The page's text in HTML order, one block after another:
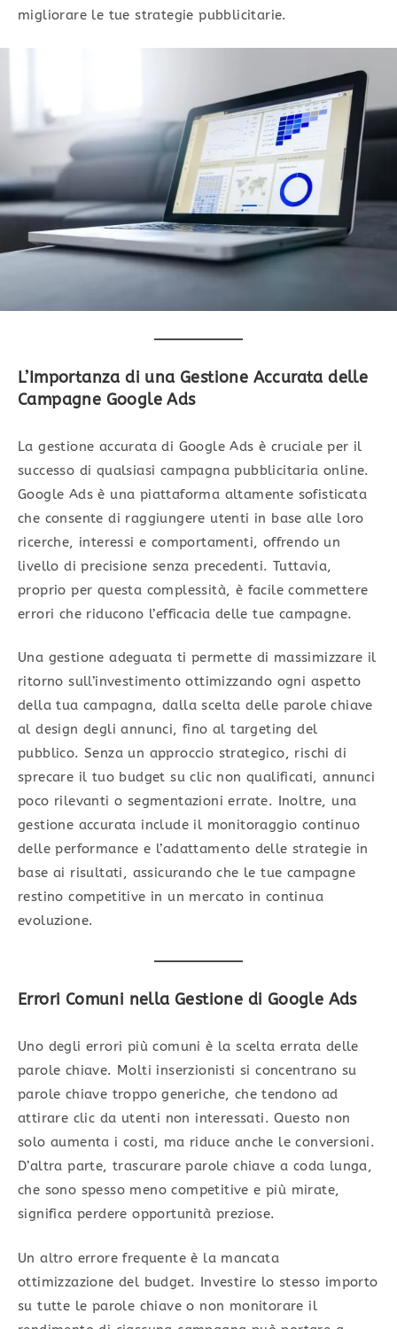
migliorare le tue strategie pubblicitarie.
L’Importanza di una Gestione Accurata delle
Campagne Google Ads
La gestione accurata di Google Ads è cruciale per il
successo di qualsiasi campagna pubblicitaria online.
Google Ads è una piattaforma altamente sofisticata
che consente di raggiungere utenti in base alle loro
ricerche, interessi e comportamenti, offrendo un
livello di precisione senza precedenti. Tuttavia,
proprio per questa complessità, è facile commettere
errori che riducono l’efficacia delle tue campagne.
Una gestione adeguata ti permette di massimizzare il
ritorno sull’investimento ottimizzando ogni aspetto
della tua campagna, dalla scelta delle parole chiave
al design degli annunci, fino al targeting del
pubblico. Senza un approccio strategico, rischi di
sprecare il tuo budget su clic non qualificati, annunci
poco rilevanti o segmentazioni errate. Inoltre, una
gestione accurata include il monitoraggio continuo
delle performance e l’adattamento delle strategie in
base ai risultati, assicurando che le tue campagne
restino competitive in un mercato in continua
evoluzione.
Errori Comuni nella Gestione di Google Ads
Uno degli errori più comuni è la scelta errata delle
parole chiave. Molti inserzionisti si concentrano su
parole chiave troppo generiche, che tendono ad
attirare clic da utenti non interessati. Questo non
solo aumenta i costi, ma riduce anche le conversioni.
D’altra parte, trascurare parole chiave a coda lunga,
che sono spesso meno competitive e più mirate,
significa perdere opportunità preziose.
Un altro errore frequente è la mancata
ottimizzazione del budget. Investire lo stesso importo
su tutte le parole chiave o non monitorare il